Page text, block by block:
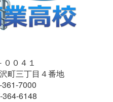
０４１
町三丁目４番地
7000
6148